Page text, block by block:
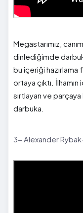
Megastarımız,
dinlediğimde
bu içeriği hazırlama
ortaya çıktı.
sırtlayan ve
darbuka.
3- Alexander